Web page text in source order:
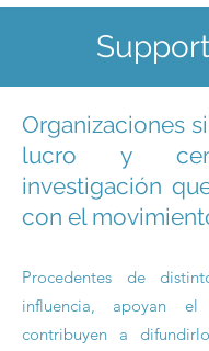
Organizaciones
lucro y
investigación
con el
Procedentes de
influencia, apoyan
contribuyen a